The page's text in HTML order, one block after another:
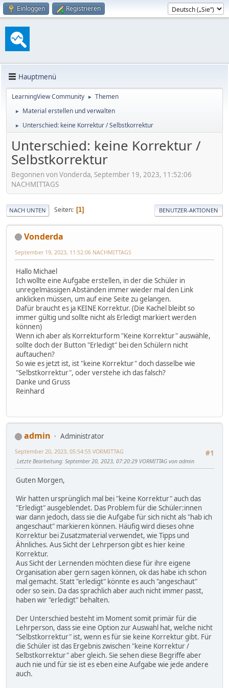
Einloggen Registrieren
Hauptmenü
LearningView Community ► Themen
► Material erstellen und verwalten
► Unterschied: keine Korrektur / Selbstkorrektur
Unterschied: keine Korrektur /
Selbstkorrektur
Begonnen von Vonderda, September 19, 2023, 11:52:06
NACHMITTAGS
NACH UNTEN Seiten 1 BENUTZER-AKTIONEN
Vonderda
September 19, 2023, 11:52:06 NACHMITTAGS
Hallo Michael
Ich wollte eine Aufgabe erstellen, in der die Schüler in
unregelmässigen Abständen immer wieder mal den Link
anklicken müssen, um auf eine Seite zu gelangen.
Dafür braucht es ja KEINE Korrektur. (Die Kachel bleibt so
immer gültig und sollte nicht als Erledigt markiert werden
können)
Wenn ich aber als Korrekturform "Keine Korrektur" auswähle,
sollte doch der Button "Erledigt" bei den Schülern nicht
auftauchen?
So wie es jetzt ist, ist "keine Korrektur" doch dasselbe wie
"Selbstkorrektur", oder verstehe ich das falsch?
Danke und Gruss
Reinhard
admin
Administrator
#1
September 20, 2023, 05:54:55 VORMITTAG
Letzte Bearbeitung: September 20, 2023, 07:20:29 VORMITTAG von admin
Guten Morgen,
Wir hatten ursprünglich mal bei "keine Korrektur" auch das
"Erledigt" ausgeblendet. Das Problem für die Schüler:innen
war dann jedoch, dass sie die Aufgabe für sich nicht als "hab ich
angeschaut" markieren können. Häufig wird dieses ohne
Korrektur bei Zusatzmaterial verwendet, wie Tipps und
Ähnliches. Aus Sicht der Lehrperson gibt es hier keine
Korrektur.
Aus Sicht der Lernenden möchten diese für ihre eigene
Organisation aber gern sagen können, ok das habe ich schon
mal gemacht. Statt "erledigt" könnte es auch "angeschaut"
oder so sein. Da das sprachlich aber auch nicht immer passt,
haben wir "erledigt" behalten.
Der Unterschied besteht im Moment somit primär für die
Lehrperson, dass sie eine Option zur Auswahl hat, welche nicht
"Selbstkorrektur" ist, wenn es für sie keine Korrektur gibt. Für
die Schüler ist das Ergebnis zwischen "keine Korrektur /
Selbstkorrektur" aber gleich. Sie sehen diese Begriffe aber
auch nie und für sie ist es eben eine Aufgabe wie jede andere
auch.